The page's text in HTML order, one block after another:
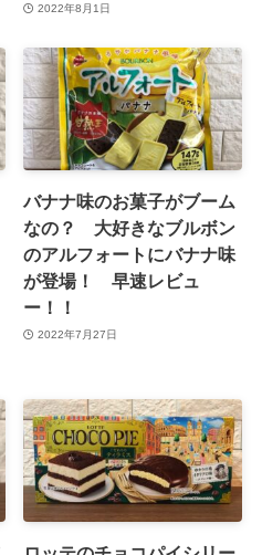
2022年8月1日
バナナ味のお菓子がブーム
なの？ 大好きなブルボン
のアルフォートにバナナ味
が登場！ 早速レビュ
ー！！
2022年7月27日